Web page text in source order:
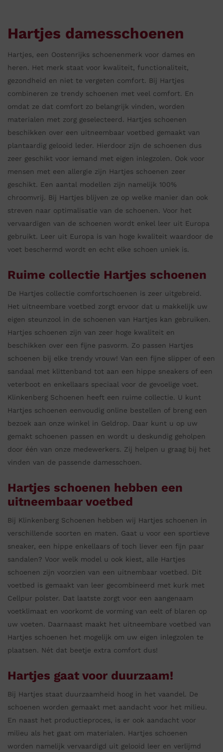
Hartjes damesschoenen
Hartjes, een Oostenrijks schoenenmerk voor dames en
heren. Het merk staat voor kwaliteit, functionaliteit,
gezondheid en niet te vergeten comfort. Bij Hartjes
combineren ze trendy schoenen met veel comfort. En
omdat ze dat comfort zo belangrijk vinden, worden
materialen met zorg geselecteerd. Hartjes schoenen
beschikken over een uitneembaar voetbed gemaakt van
plantaardig gelooid leder. Hierdoor zijn de schoenen dus
zeer geschikt voor iemand met eigen inlegzolen. Ook voor
mensen met een allergie zijn Hartjes schoenen zeer
geschikt. Een aantal modellen zijn namelijk 100%
chroomvrij. Bij Hartjes blijven ze op welke manier dan ook
streven naar optimalisatie van de schoenen. Voor het
vervaardigen van de schoenen wordt enkel leer uit Europa
gebruikt. Leer uit Europa is van hoge kwaliteit waardoor de
voet beschermd wordt en echt elke schoen uniek is.
Ruime collectie Hartjes schoenen
De Hartjes collectie comfortschoenen is zeer uitgebreid.
Het uitneembare voetbed zorgt ervoor dat u makkelijk uw
eigen steunzool in de schoenen van Hartjes kan gebruiken.
Hartjes schoenen zijn van zeer hoge kwaliteit en
beschikken over een fijne pasvorm. Zo passen Hartjes
schoenen bij elke trendy vrouw! Van een fijne slipper of een
sandaal met klittenband tot aan een hippe sneakers of een
veterboot en enkellaars speciaal voor de gevoelige voet.
Klinkenberg Schoenen heeft een ruime collectie. U kunt
Hartjes schoenen eenvoudig online bestellen of breng een
bezoek aan onze winkel in Geldrop. Daar kunt u op uw
gemakt schoenen passen en wordt u deskundig geholpen
door één van onze medewerkers. Zij helpen u graag bij het
vinden van de passende damesschoen.
Hartjes schoenen hebben een
uitneembaar voetbed
Bij Klinkenberg Schoenen hebben wij Hartjes schoenen in
verschillende soorten en maten. Gaat u voor een sportieve
sneaker, een hippe enkellaars of toch liever een fijn paar
sandalen? Voor welk model u ook kiest, alle Hartjes
schoenen zijn voorzien van een uitnembaar voetbed. Dit
voetbed is gemaakt van leer gecombineerd met kurk met
Cellpur polster. Dat laatste zorgt voor een aangenaam
voetklimaat en voorkomt de vorming van eelt of blaren op
uw voeten. Daarnaast maakt het uitneembare voetbed van
Hartjes schoenen het mogelijk om uw eigen inlegzolen te
plaatsen. Nét dat beetje extra comfort dus!
Hartjes gaat voor duurzaam!
Bij Hartjes staat duurzaamheid hoog in het vaandel. De
schoenen worden gemaakt met aandacht voor het milieu.
En naast het productieproces, is er ook aandacht voor
milieu als het gaat om materialen. Hartjes schoenen
worden namelijk vervaardigd uit gelooid leer en verlijmd